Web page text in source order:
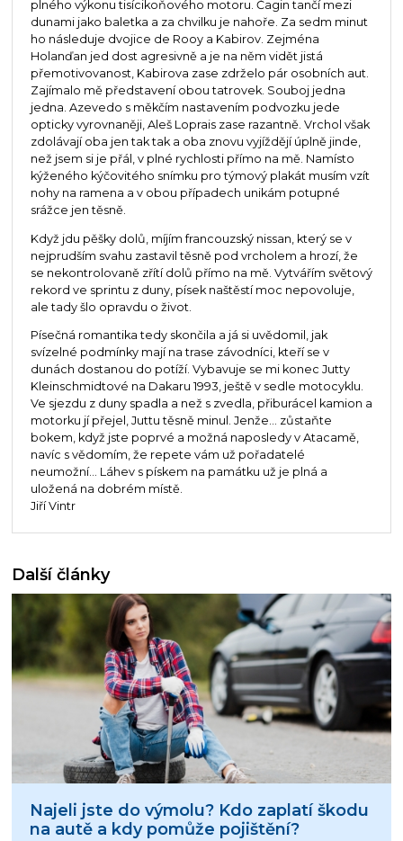
plného výkonu tisícikoňového motoru. Čagin tančí mezi
dunami jako baletka a za chvilku je nahoře. Za sedm minut
ho následuje dvojice de Rooy a Kabirov. Zejména
Holanďan jed dost agresivně a je na něm vidět jistá
přemotivovanost, Kabirova zase zdrželo pár osobních aut.
Zajímalo mě představení obou tatrovek. Souboj jedna
jedna. Azevedo s měkčím nastavením podvozku jede
opticky vyrovnaněji, Aleš Loprais zase razantně. Vrchol však
zdolávají oba jen tak tak a oba znovu vyjíždějí úplně jinde,
než jsem si je přál, v plné rychlosti přímo na mě. Namísto
kýženého kýčovitého snímku pro týmový plakát musím vzít
nohy na ramena a v obou případech unikám potupné
srážce jen těsně.
Když jdu pěšky dolů, míjím francouzský nissan, který se v
nejprudším svahu zastavil těsně pod vrcholem a hrozí, že
se nekontrolovaně zřítí dolů přímo na mě. Vytvářím světový
rekord ve sprintu z duny, písek naštěstí moc nepovoluje,
ale tady šlo opravdu o život.
Písečná romantika tedy skončila a já si uvědomil, jak
svízelné podmínky mají na trase závodníci, kteří se v
dunách dostanou do potíží. Vybavuje se mi konec Jutty
Kleinschmidtové na Dakaru 1993, ještě v sedle motocyklu.
Ve sjezdu z duny spadla a než s zvedla, přiburácel kamion a
motorku jí přejel, Juttu těsně minul. Jenže… zůstaňte
bokem, když jste poprvé a možná naposledy v Atacamě,
navíc s vědomím, že repete vám už pořadatelé
neumožní... Láhev s pískem na památku už je plná a
uložená na dobrém místě.
Jiří Vintr
Další články
Najeli jste do výmolu? Kdo zaplatí škodu
na autě a kdy pomůže pojištění?